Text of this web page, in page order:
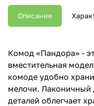
Описание
Комод «Пандора» -
вместительная
комоде удобно
мелочи. Лаконичный
деталей облегчает